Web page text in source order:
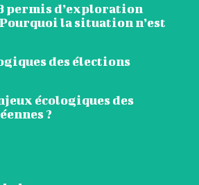
permis d’exploration
la situation n’est
des élections
écologiques des
?